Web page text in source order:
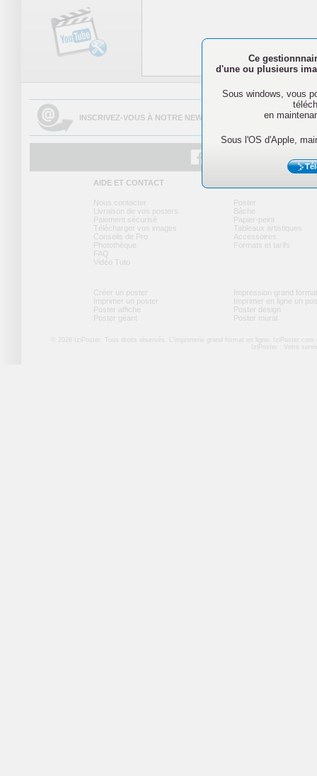
N'oubliez
INSCRIVEZ-VOUS À NOTRE NEWSLETTER AFIN DE
Facebook
Youtube
AIDE ET CONTACT
Nous contacter
Livraison de vos posters
Paiement sécurisé
Télécharger vos images
Conseils de Pro
Photothèque
FAQ
Vidéo Tuto
Poster
Bâche
Papier-peint
Tableaux artistiques
Accessoires
Formats et tarifs
Créer un poster
Imprimer un poster
Poster affiche
Poster géant
Impression grand format
Imprimer en ligne un
Poster design
Poster mural
© 2026 IziPoster. Tous droits réservés. L'imprimerie grand format en ligne,
IziPoster : Votre
Ce
d'une ou plusieurs
Sous windows, vous
en
Sous l'OS d'Apple,